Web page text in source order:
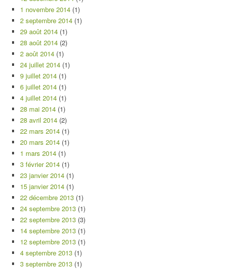
1 novembre 2014 (1)
2 septembre 2014 (1)
29 août 2014 (1)
28 août 2014 (2)
2 août 2014 (1)
24 juillet 2014 (1)
9 juillet 2014 (1)
6 juillet 2014 (1)
4 juillet 2014 (1)
28 mai 2014 (1)
28 avril 2014 (2)
22 mars 2014 (1)
20 mars 2014 (1)
1 mars 2014 (1)
3 février 2014 (1)
23 janvier 2014 (1)
15 janvier 2014 (1)
22 décembre 2013 (1)
24 septembre 2013 (1)
22 septembre 2013 (3)
14 septembre 2013 (1)
12 septembre 2013 (1)
4 septembre 2013 (1)
3 septembre 2013 (1)